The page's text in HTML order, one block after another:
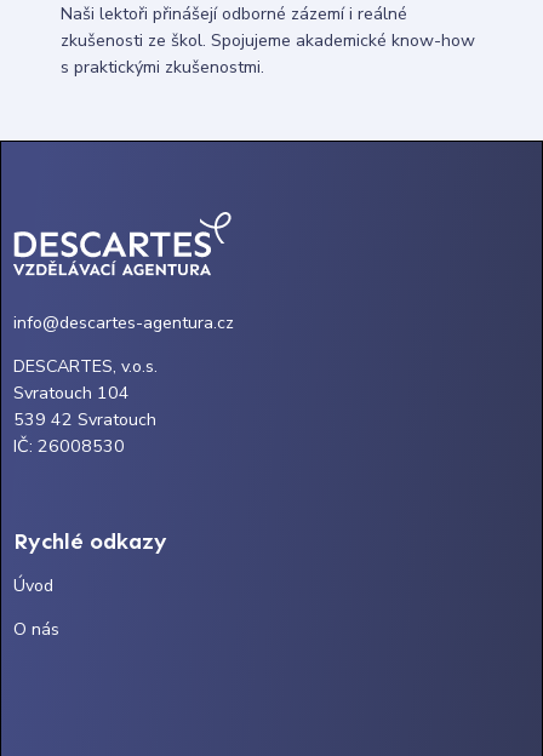
Naši lektoři přinášejí odborné zázemí i reálné
zkušenosti ze škol. Spojujeme akademické know-how
s praktickými zkušenostmi.
info@descartes-agentura.cz
DESCARTES, v.o.s.
Svratouch 104
539 42 Svratouch
IČ: 26008530
Rychlé odkazy
Úvod
O nás